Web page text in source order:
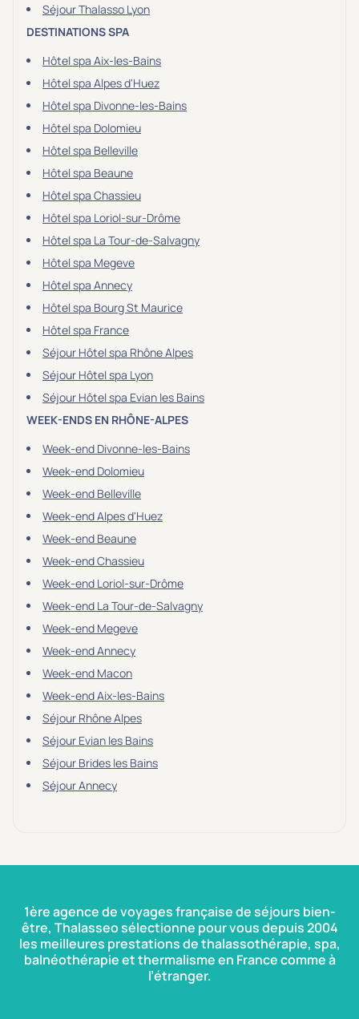
Séjour Thalasso Lyon
DESTINATIONS SPA
Hôtel spa Aix-les-Bains
Hôtel spa Alpes d'Huez
Hôtel spa Divonne-les-Bains
Hôtel spa Dolomieu
Hôtel spa Belleville
Hôtel spa Beaune
Hôtel spa Chassieu
Hôtel spa Loriol-sur-Drôme
Hôtel spa La Tour-de-Salvagny
Hôtel spa Megeve
Hôtel spa Annecy
Hôtel spa Bourg St Maurice
Hôtel spa France
Séjour Hôtel spa Rhône Alpes
Séjour Hôtel spa Lyon
Séjour Hôtel spa Evian les Bains
WEEK-ENDS EN RHÔNE-ALPES
Week-end Divonne-les-Bains
Week-end Dolomieu
Week-end Belleville
Week-end Alpes d'Huez
Week-end Beaune
Week-end Chassieu
Week-end Loriol-sur-Drôme
Week-end La Tour-de-Salvagny
Week-end Megeve
Week-end Annecy
Week-end Macon
Week-end Aix-les-Bains
Séjour Rhône Alpes
Séjour Evian les Bains
Séjour Brides les Bains
Séjour Annecy
1ère agence de voyages française de séjours bien-
être, Thalasseo sélectionne pour vous depuis 2004
les meilleures prestations de thalassothérapie, spa,
balnéothérapie et thermalisme en France comme à
l’étranger.